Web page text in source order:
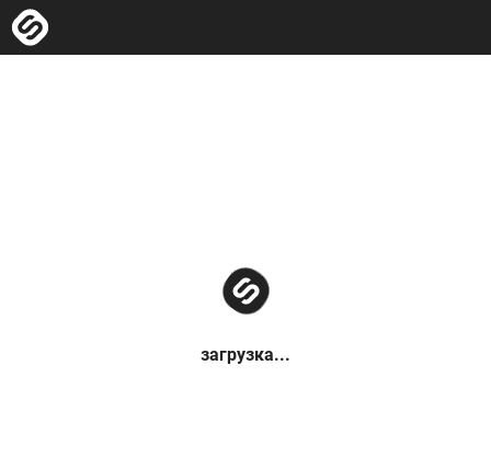
загрузка...